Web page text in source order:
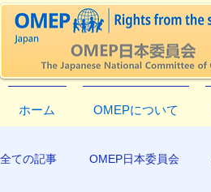
ホーム OMEPについて
全ての記事 OMEP日本委員会